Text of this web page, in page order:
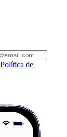
Política de